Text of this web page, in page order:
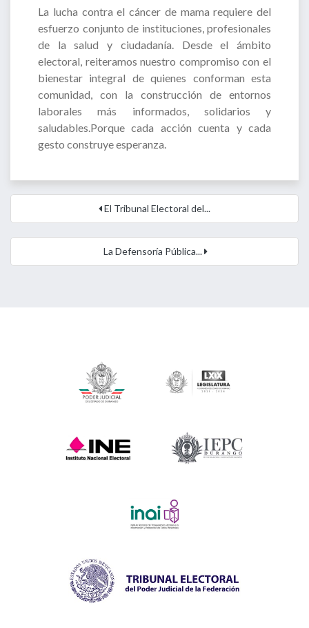
La lucha contra el cáncer de mama requiere del
esfuerzo conjunto de instituciones, profesionales
de la salud y ciudadanía. Desde el ámbito
electoral, reiteramos nuestro compromiso con el
bienestar integral de quienes conforman esta
comunidad, con la construcción de entornos
laborales más informados, solidarios y
saludables.Porque cada acción cuenta y cada
gesto construye esperanza.
El Tribunal Electoral del...
La Defensoría Pública...